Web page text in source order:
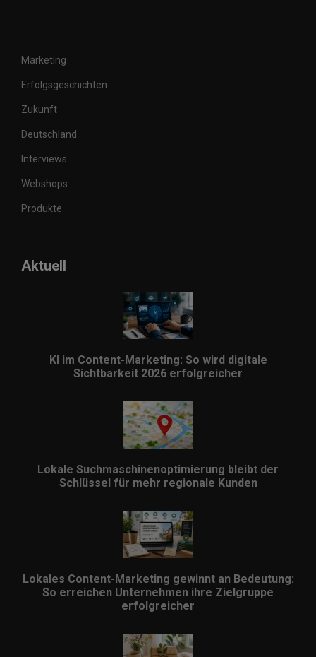
Marketing
Erfolgsgeschichten
Zukunft
Deutschland
Interviews
Webshops
Produkte
Aktuell
KI im Content-Marketing: So wird digitale
Sichtbarkeit 2026 erfolgreicher
Lokale Suchmaschinenoptimierung bleibt der
Schlüssel für mehr regionale Kunden
Lokales Content-Marketing gewinnt an Bedeutung:
So erreichen Unternehmen ihre Zielgruppe
erfolgreicher